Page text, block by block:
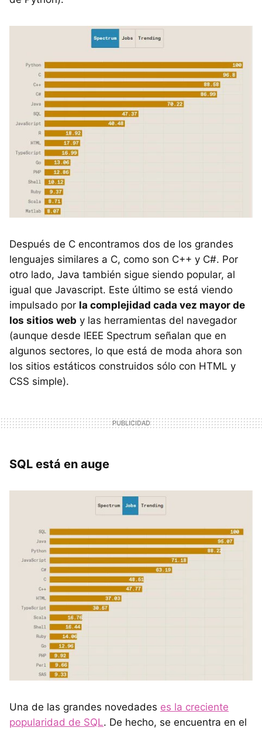
Después de C encontramos dos de los grandes
lenguajes similares a C, como son C++ y C#. Por
otro lado, Java también sigue siendo popular, al
igual que Javascript. Este último se está viendo
impulsado por la complejidad cada vez mayor de
los sitios web y las herramientas del navegador
(aunque desde IEEE Spectrum señalan que en
algunos sectores, lo que está de moda ahora son
los sitios estáticos construidos sólo con HTML y
CSS simple).
SQL está en auge
Una de las grandes novedades es la creciente
popularidad de SQL. De hecho, se encuentra en el